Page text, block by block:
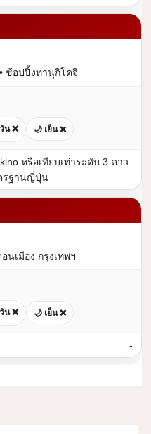
ช้อปปิ้งทานุกิโคจิ
น ❌ 🌙 เย็น ❌
หรือเทียบเท่าระดับ 3 ดาว
รฐานญี่ปุ่น
นเมือง กรุงเทพฯ
น ❌ 🌙 เย็น ❌
-